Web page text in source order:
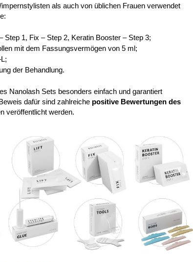
als auch von üblichen Frauen verwendet
Step 1, Fix – Step 2, Keratin Booster – Step 3;
mit dem Fassungsvermögen von 5 ml;
der Behandlung.
Nanolash Sets besonders einfach und garantiert
dafür sind zahlreiche positive Bewertungen des
veröffentlicht werden.